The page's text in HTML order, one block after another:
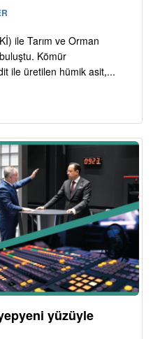
ile Tarım ve Orman
Kömür
ile üretilen hümik asit,...
yüzüyle